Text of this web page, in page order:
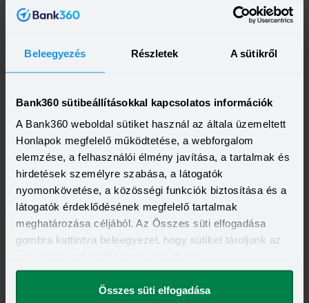
Beleegyezés Részletek A sütikről
Bank360 sütibeállításokkal kapcsolatos információk
A Bank360 weboldal sütiket használ az általa üzemeltett
Honlapok megfelelő működtetése, a webforgalom
elemzése, a felhasználói élmény javítása, a tartalmak és
hirdetések személyre szabása, a látogatók
nyomonkövetése, a közösségi funkciók biztosítása és a
látogatók érdeklődésének megfelelő tartalmak
meghatározása céljából. Az Összes süti elfogadása
gombra kattintva beleegyezel, hogy sütiket tároljunk az
megváltoztathatod.
Összes süti elfogadása
500 000 - 15 000 000 Ft
13,20 - 21,10% 10,99 - 18,49%
KEDVEZMÉNY FELTÉTELEI
Minimum életkor:
21 év
Minimum munkaviszony:
Minimum jövedelem:
Visszahívást szeretnék
OTP Otthon Személyi Kölcsön